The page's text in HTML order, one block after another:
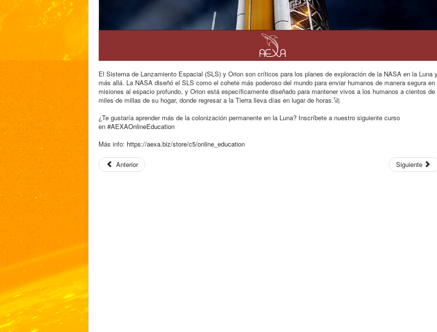
El Sistema de Lanzamiento Espacial (SLS) y Orion son críticos para los planes de exploración de la NASA en la Luna
más allá. La NASA diseñó el SLS como el cohete más poderoso del mundo para enviar humanos de manera segura en
misiones al espacio profundo, y Orion está específicamente diseñado para mantener vivos a los humanos a cientos de
miles de millas de su hogar, donde regresar a la Tierra lleva días en lugar de horas.🚀
¿Te gustaría aprender más de la colonización permanente en la Luna? Inscríbete a nuestro siguiente curso
en #AEXAOnlineEducation
Más info: https://aexa.biz/store/c5/online_education
Anterior Siguiente